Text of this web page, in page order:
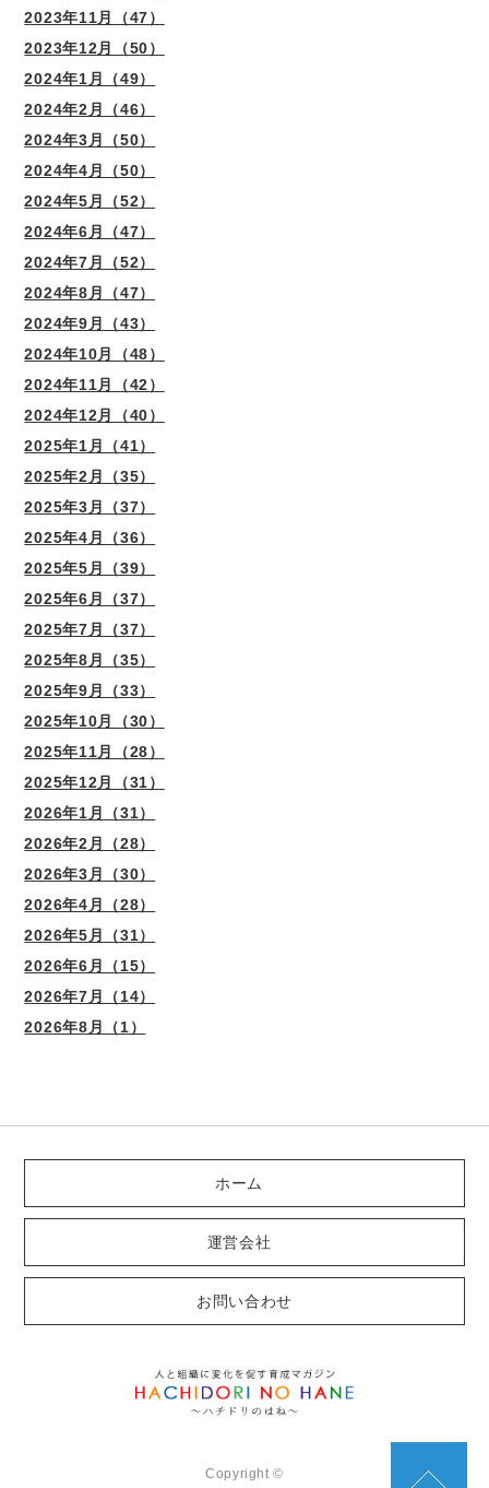
2023年11月（47）
2023年12月（50）
2024年1月（49）
2024年2月（46）
2024年3月（50）
2024年4月（50）
2024年5月（52）
2024年6月（47）
2024年7月（52）
2024年8月（47）
2024年9月（43）
2024年10月（48）
2024年11月（42）
2024年12月（40）
2025年1月（41）
2025年2月（35）
2025年3月（37）
2025年4月（36）
2025年5月（39）
2025年6月（37）
2025年7月（37）
2025年8月（35）
2025年9月（33）
2025年10月（30）
2025年11月（28）
2025年12月（31）
2026年1月（31）
2026年2月（28）
2026年3月（30）
2026年4月（28）
2026年5月（31）
2026年6月（15）
2026年7月（14）
2026年8月（1）
ホーム
運営会社
お問い合わせ
Copyright ©